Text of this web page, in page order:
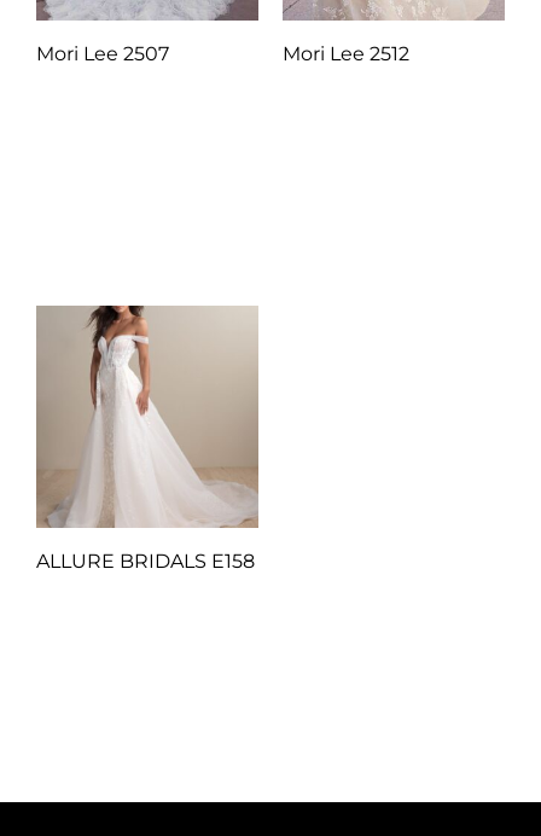
Mori Lee 2507 Mori Lee 2512
ALLURE BRIDALS E158